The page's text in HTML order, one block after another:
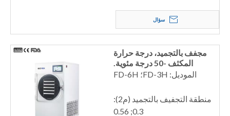
سؤال
مجفف بالتجميد، درجة حرارة
المكثف -50 درجة مئوية.
الموديل: FD-3H؛ FD-6H
منطقة التجفيف بالتجميد (م2):
0.3; 0.56